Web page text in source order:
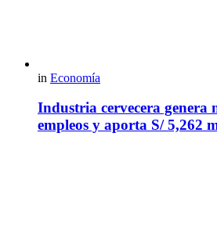
in Economía
Industria cervecera genera
empleos y aporta S/ 5,262